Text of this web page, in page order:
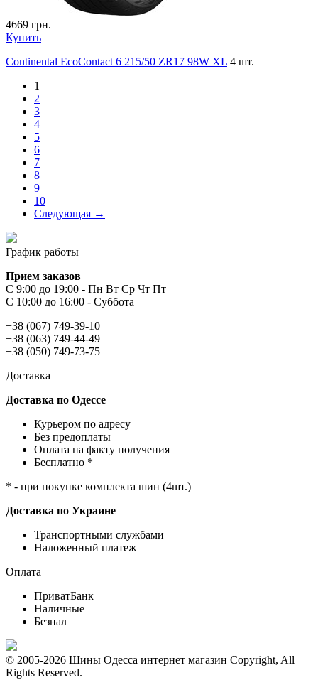
4669 грн.
Купить
Continental EcoContact 6 215/50 ZR17 98W XL 4 шт.
1
2
3
4
5
6
7
8
9
10
Следующая →
График работы
Прием заказов
С 9:00 до 19:00 - Пн Вт Ср Чт Пт
С 10:00 до 16:00 - Суббота
+38 (067) 749-39-10
+38 (063) 749-44-49
+38 (050) 749-73-75
Доставка
Доставка по Одессе
Курьером по адресу
Без предоплаты
Оплата па факту получения
Бесплатно *
* - при покупке комплекта шин (4шт.)
Доставка по Украине
Транспортными службами
Наложенный платеж
Оплата
ПриватБанк
Наличные
Безнал
© 2005-2026 Шины Одесса интернет магазин Copyright, All
Rights Reserved.